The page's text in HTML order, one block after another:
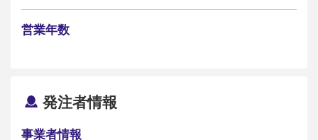
営業年数
発注者情報
事業者情報